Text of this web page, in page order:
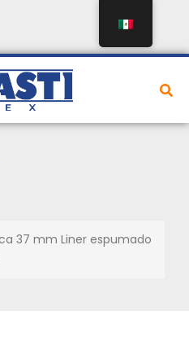
37 mm Liner espumado